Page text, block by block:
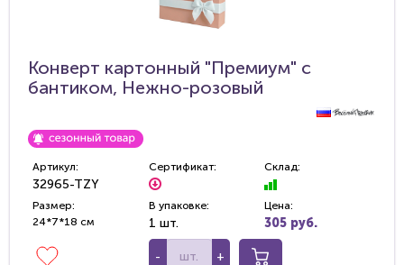
Конверт картонный "Премиум" с
бантиком, Нежно-розовый
Артикул:
32965-TZY
Сертификат: Склад:
Размер:
24*7*18 см
В упаковке:
1 шт.
Цена:
305 руб.
- +